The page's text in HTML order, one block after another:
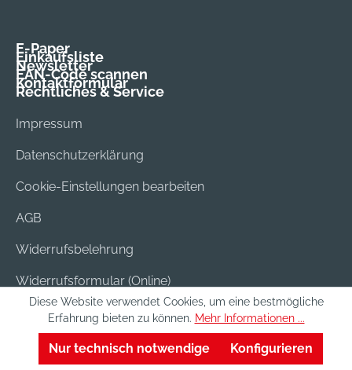
E-Paper
Einkaufsliste
Newsletter
EAN-Code scannen
Kontaktformular
Rechtliches & Service
Impressum
Datenschutzerklärung
Cookie-Einstellungen bearbeiten
AGB
Widerrufsbelehrung
Widerrufsformular (Online)
Versand & Bezahlung
Batterieentsorgung
Diese Website verwendet Cookies, um eine bestmögliche
Erfahrung bieten zu können. Mehr Informationen ...
Nur technisch notwendige Konfigurieren